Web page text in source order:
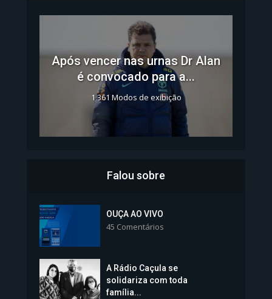
Após vencer nas urnas Dr Alan
é convocado para a...
1.361 Modos de exibição
Colégios da Polícia...
Falou sobre
OUÇA AO VIVO
45 Comentários
A Rádio Caçula se
solidariza com toda
família...